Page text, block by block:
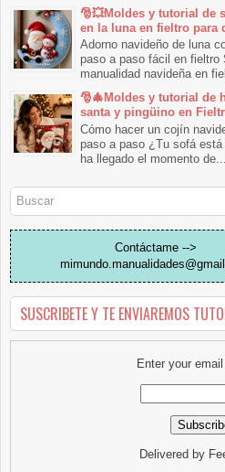
🎅💥Moldes y tutorial de
en la luna en fieltro para
Adorno navideño de luna
paso a paso fácil en fieltro
manualidad navideña en
🎅🎄Moldes y tutorial de
santa y pingüino en
Cómo hacer un cojín
paso a paso ¿Tu sofá
ha llegado el momento de...
Contáctame -->
SUSCRIBETE Y TE ENVIAREMOS
Enter your
Delivered by